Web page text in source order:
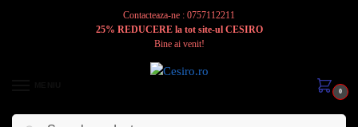
Contacteaza-ne : 0757112211
25% REDUCERE la tot site-ul CESIRO
Bine ai venit!
0